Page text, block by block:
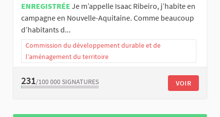
ENREGISTRÉE Je m’appelle Isaac Ribeiro, j’habite en
campagne en Nouvelle-Aquitaine. Comme beaucoup
d’habitants d...
Commission du développement durable et de
l’aménagement du territoire
231/100 000 SIGNATURES VOIR